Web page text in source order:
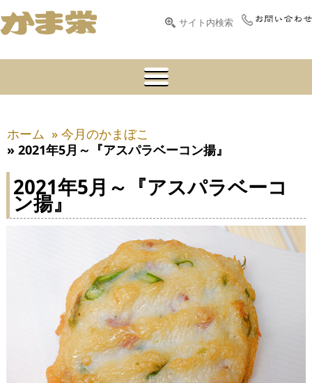
ホーム » 今月のかまぼこ
» 2021年5月～『アスパラベーコン揚』
2021年5月～『アスパラベーコ
ン揚』